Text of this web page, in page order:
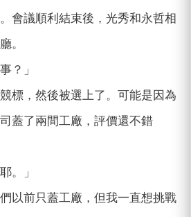
會議順利結束後，光秀和永哲相
。
？」
標，然後被選上了。可能是因為
蓋了兩間工廠，評價還不錯
。」
以前只蓋工廠，但我一直想挑戰